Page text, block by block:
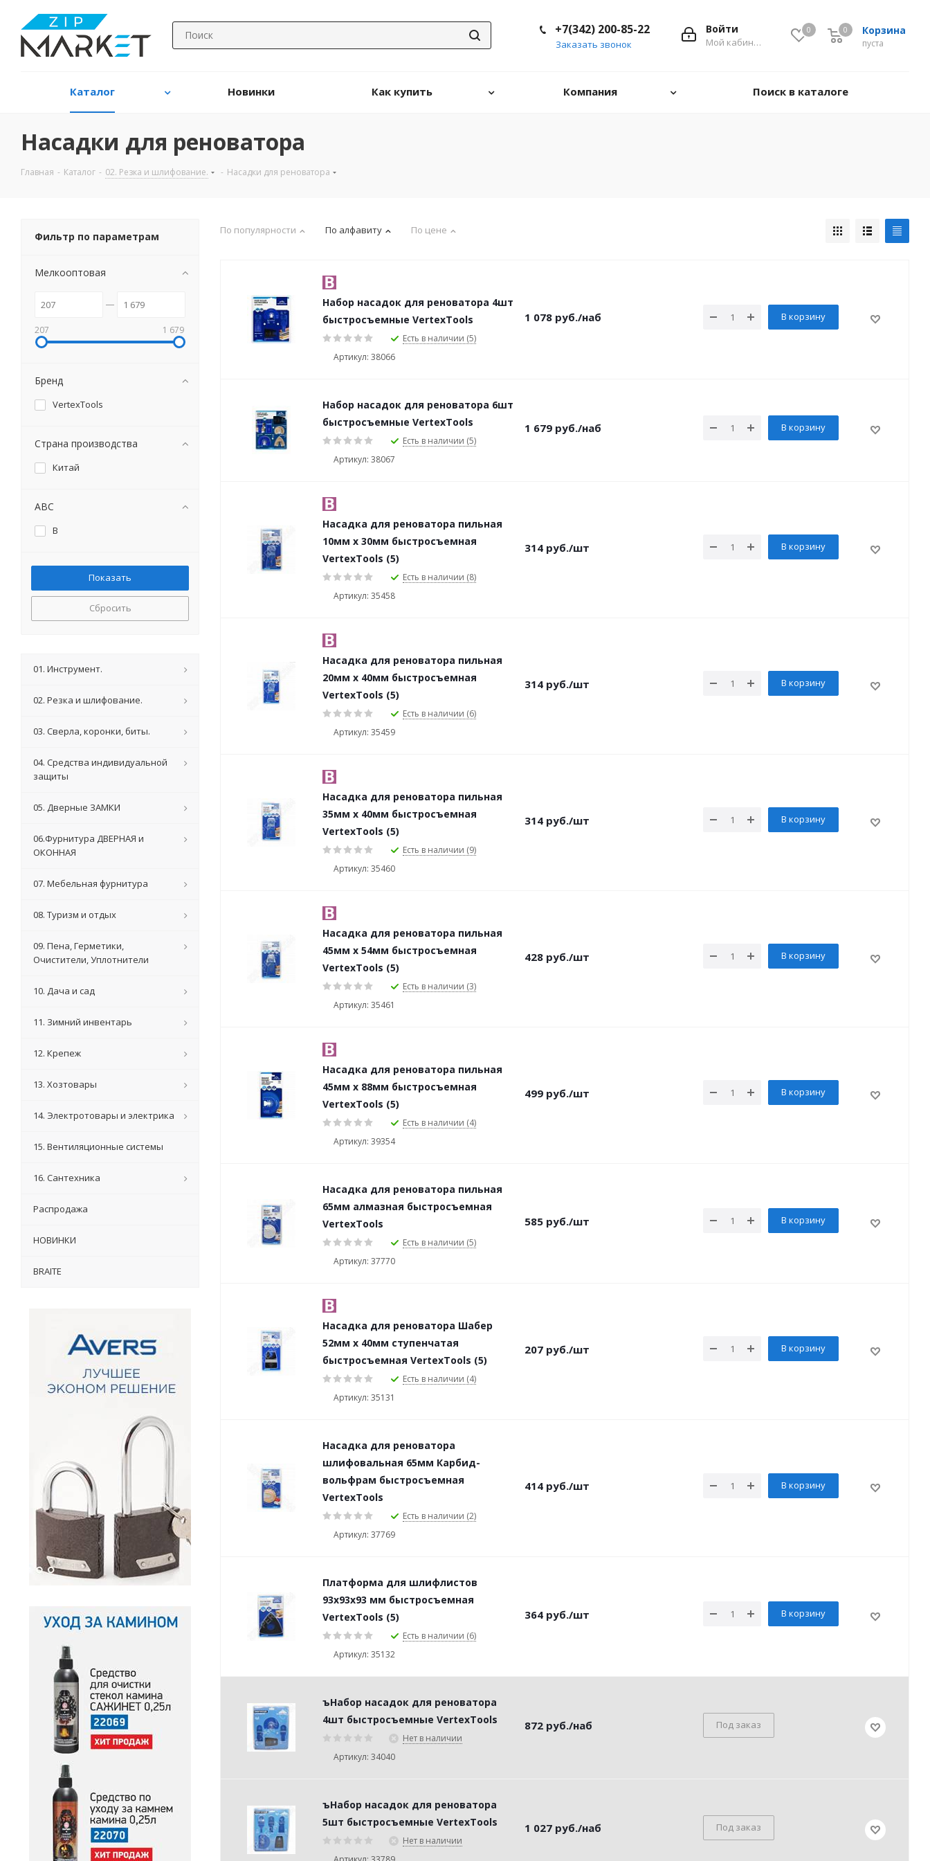
0 Корзина
0
пуста
0
Войти
Мой кабинет
+7(342) 200-85-22
Заказать звонок
Каталог Новинки Как купить Компания Поиск в каталоге
Насадки для реноватора
Главная - Каталог - 02. Резка и шлифование. - Насадки для реноватора
По популярности По алфавиту По цене
Набор насадок для реноватора 4шт
быстросъемные VertexTools
Есть в наличии (5)
Артикул: 38066
1 078 руб./наб В корзину
Набор насадок для реноватора 6шт
быстросъемные VertexTools
Есть в наличии (5)
Артикул: 38067
1 679 руб./наб В корзину
Насадка для реноватора пильная
10мм х 30мм быстросъемная
VertexTools (5)
Есть в наличии (8)
Артикул: 35458
314 руб./шт В корзину
Насадка для реноватора пильная
20мм х 40мм быстросъемная
VertexTools (5)
Есть в наличии (6)
Артикул: 35459
314 руб./шт В корзину
Насадка для реноватора пильная
35мм х 40мм быстросъемная
VertexTools (5)
Есть в наличии (9)
Артикул: 35460
314 руб./шт В корзину
Насадка для реноватора пильная
45мм х 54мм быстросъемная
VertexTools (5)
Есть в наличии (3)
Артикул: 35461
428 руб./шт В корзину
Насадка для реноватора пильная
45мм х 88мм быстросъемная
VertexTools (5)
Есть в наличии (4)
Артикул: 39354
499 руб./шт В корзину
Насадка для реноватора пильная
65мм алмазная быстросъемная
VertexTools
Есть в наличии (5)
Артикул: 37770
585 руб./шт В корзину
Насадка для реноватора Шабер
52мм х 40мм ступенчатая
быстросъемная VertexTools (5)
Есть в наличии (4)
Артикул: 35131
207 руб./шт В корзину
Насадка для реноватора
шлифовальная 65мм Карбид-
вольфрам быстросъемная
VertexTools
Есть в наличии (2)
Артикул: 37769
414 руб./шт В корзину
Платформа для шлифлистов
93х93х93 мм быстросъемная
VertexTools (5)
Есть в наличии (6)
Артикул: 35132
364 руб./шт В корзину
ъНабор насадок для реноватора
4шт быстросъемные VertexTools
Нет в наличии
Артикул: 34040
872 руб./наб Под заказ
ъНабор насадок для реноватора
5шт быстросъемные VertexTools
Нет в наличии
1 027 руб./наб Под заказ
Фильтр по параметрам
Мелкооптовая
207 1 679
Бренд
VertexTools
Страна производства
Китай
ABC
B
Сбросить
01. Инструмент.
02. Резка и шлифование.
03. Сверла, коронки, биты.
04. Средства индивидуальной
защиты
05. Дверные ЗАМКИ
06.Фурнитура ДВЕРНАЯ и
ОКОННАЯ
07. Мебельная фурнитура
08. Туризм и отдых
09. Пена, Герметики,
Очистители, Уплотнители
10. Дача и сад
11. Зимний инвентарь
12. Крепеж
13. Хозтовары
14. Электротовары и электрика
15. Вентиляционные системы
16. Сантехника
Распродажа
НОВИНКИ
BRAITE